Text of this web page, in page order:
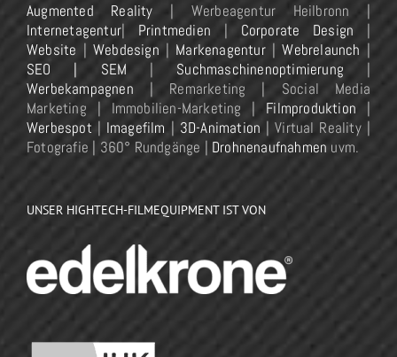
Augmented Reality | Werbeagentur Heilbronn |
Internetagentur| Printmedien | Corporate Design |
Website | Webdesign | Markenagentur|Webrelaunch |
SEO | SEM | Suchmaschinenoptimierung |
Werbekampagnen | Remarketing | Social Media
Marketing | Immobilien-Marketing | Filmproduktion |
Werbespot | Imagefilm | 3D-Animation | Virtual Reality |
Fotografie | 360° Rundgänge | Drohnenaufnahmen uvm.
UNSER HIGHTECH-FILMEQUIPMENT IST VON